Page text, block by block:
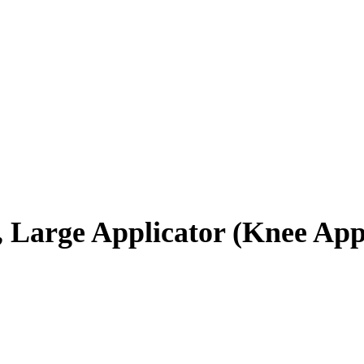
Applicator (Knee